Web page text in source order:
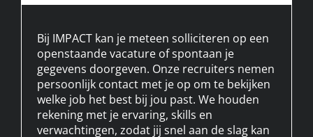
Bij IMPACT kan je meteen solliciteren op een
openstaande vacature of spontaan je
gegevens doorgeven. Onze recruiters nemen
persoonlijk contact met je op om te bekijken
welke job het best bij jou past. We houden
rekening met je ervaring, skills en
verwachtingen, zodat jij snel aan de slag kan